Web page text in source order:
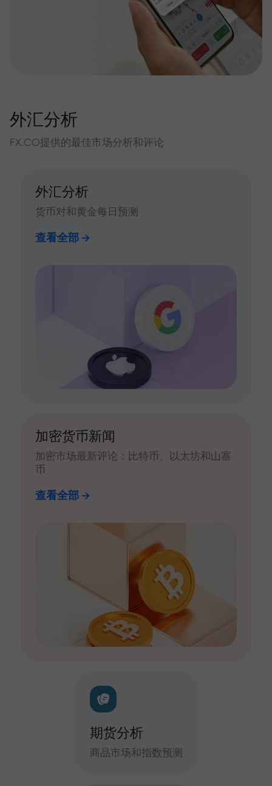
外汇分析
FX.CO提供的最佳市场分析和评论
外汇分析
货币对和黄金每日预测
查看全部
加密货币新闻
加密市场最新评论：比特币、以太坊和山寨
币
查看全部
期货分析
商品市场和指数预测